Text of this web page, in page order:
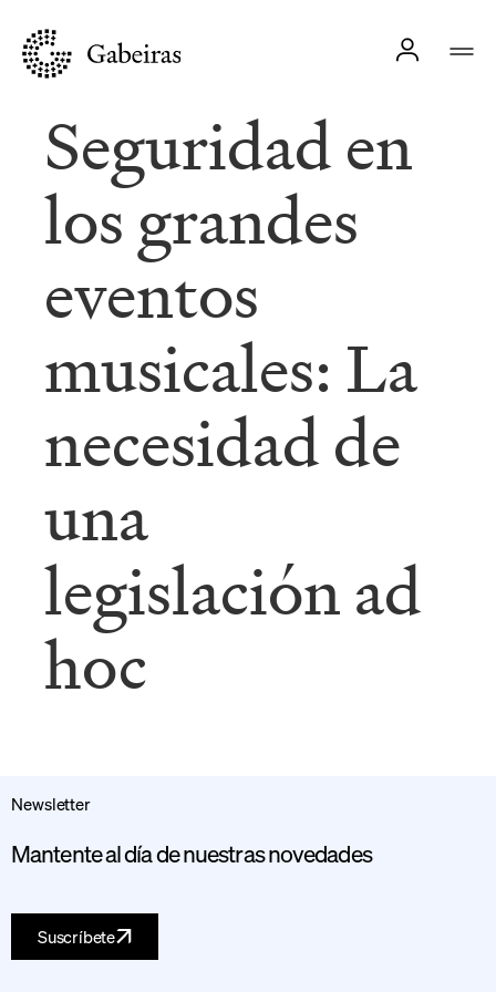
Seguridad en
los grandes
eventos
musicales: La
necesidad de
una
legislación ad
hoc
Newsletter
Mantente al día de nuestras novedades
Suscríbete